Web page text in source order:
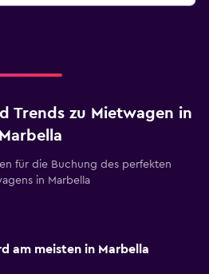
Trends zu Mietwagen in
Marbella
für die Buchung des perfekten
in Marbella
am meisten in Marbella